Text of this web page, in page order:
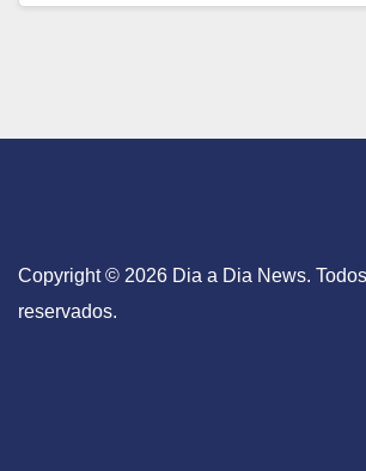
Copyright © 2026 Dia a Dia News.
reservados.